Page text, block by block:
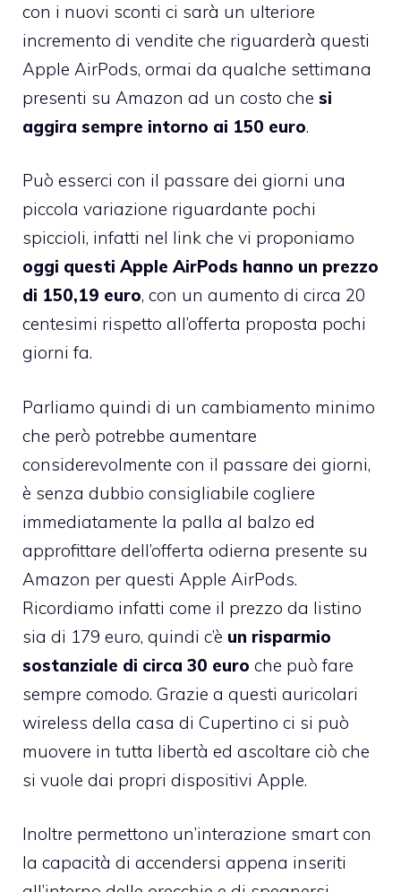
con i nuovi sconti ci sarà un ulteriore
incremento di vendite che riguarderà questi
Apple AirPods, ormai da qualche settimana
presenti su Amazon ad un costo che si
aggira sempre intorno ai 150 euro.
Può esserci con il passare dei giorni una
piccola variazione riguardante pochi
spiccioli, infatti nel link che vi proponiamo
oggi questi Apple AirPods hanno un prezzo
di 150,19 euro, con un aumento di circa 20
centesimi rispetto all’offerta proposta pochi
giorni fa.
Parliamo quindi di un cambiamento minimo
che però potrebbe aumentare
considerevolmente con il passare dei giorni,
è senza dubbio consigliabile cogliere
immediatamente la palla al balzo ed
approfittare dell’offerta odierna presente su
Amazon per questi Apple AirPods.
Ricordiamo infatti come il prezzo da listino
sia di 179 euro, quindi c’è un risparmio
sostanziale di circa 30 euro che può fare
sempre comodo. Grazie a questi auricolari
wireless della casa di Cupertino ci si può
muovere in tutta libertà ed ascoltare ciò che
si vuole dai propri dispositivi Apple.
Inoltre permettono un’interazione smart con
la capacità di accendersi appena inseriti